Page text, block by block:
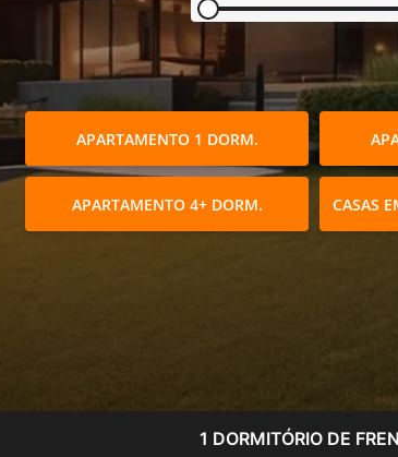
APARTAMENTO 1 DORM.
APARTAMENTO 4+ DORM. CASAS
1 DORMITÓRIO DE